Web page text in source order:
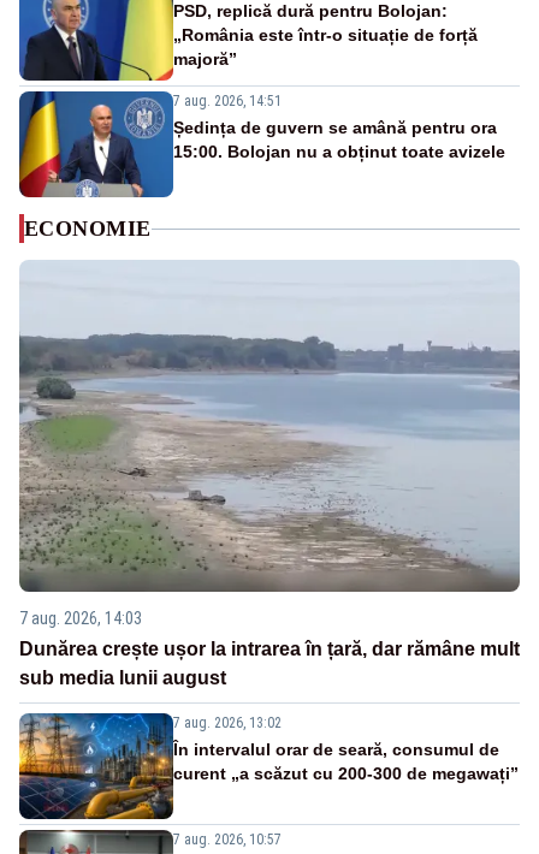
PSD, replică dură pentru Bolojan:
„România este într-o situație de forță
majoră”
7 aug. 2026, 14:51
Ședința de guvern se amână pentru ora
15:00. Bolojan nu a obținut toate avizele
ECONOMIE
7 aug. 2026, 14:03
Dunărea crește ușor la intrarea în țară, dar rămâne mult
sub media lunii august
7 aug. 2026, 13:02
În intervalul orar de seară, consumul de
curent „a scăzut cu 200-300 de megawați”
7 aug. 2026, 10:57